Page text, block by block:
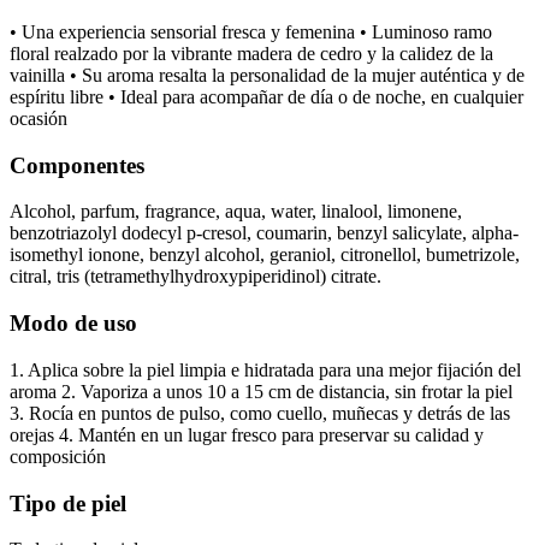
• Una experiencia sensorial fresca y femenina • Luminoso ramo
floral realzado por la vibrante madera de cedro y la calidez de la
vainilla • Su aroma resalta la personalidad de la mujer auténtica y de
espíritu libre • Ideal para acompañar de día o de noche, en cualquier
ocasión
Componentes
Alcohol, parfum, fragrance, aqua, water, linalool, limonene,
benzotriazolyl dodecyl p-cresol, coumarin, benzyl salicylate, alpha-
isomethyl ionone, benzyl alcohol, geraniol, citronellol, bumetrizole,
citral, tris (tetramethylhydroxypiperidinol) citrate.
Modo de uso
1. Aplica sobre la piel limpia e hidratada para una mejor fijación del
aroma 2. Vaporiza a unos 10 a 15 cm de distancia, sin frotar la piel
3. Rocía en puntos de pulso, como cuello, muñecas y detrás de las
orejas 4. Mantén en un lugar fresco para preservar su calidad y
composición
Tipo de piel